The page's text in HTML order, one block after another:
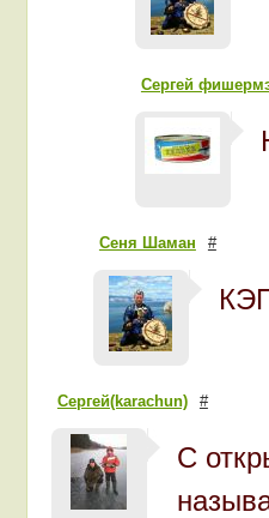
Сергей
Сеня Шаман #
Сергей(karachun) #
С